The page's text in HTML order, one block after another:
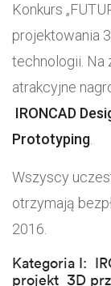
Konkurs
projektowania
technologii. Na
atrakcyjne
IRONCAD
Prototyping
Wszyscy
otrzymają
2016.
Kategoria I:
projekt 3D